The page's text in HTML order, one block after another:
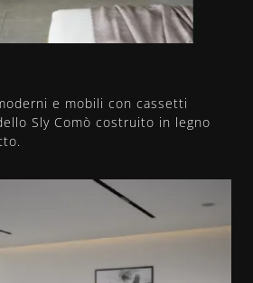
e mobili con cassetti
Sly Comò costruito in legno